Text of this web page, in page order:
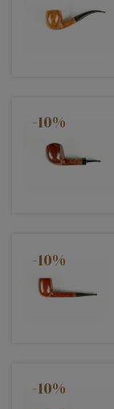
-10%
-10%
-10%